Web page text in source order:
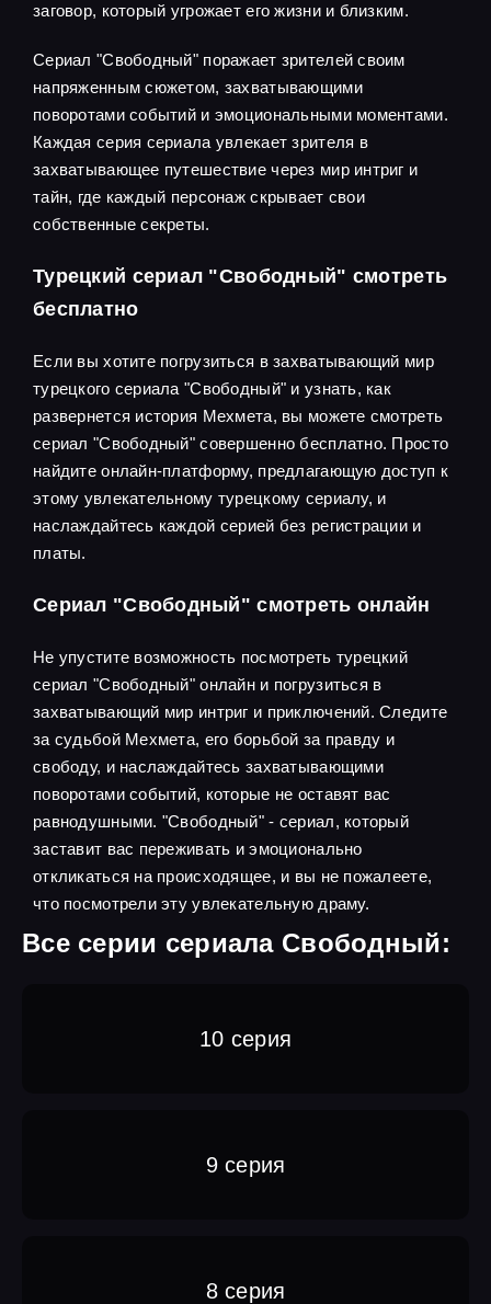
заговор, который угрожает его жизни и близким.
Сериал "Свободный" поражает зрителей своим
напряженным сюжетом, захватывающими
поворотами событий и эмоциональными моментами.
Каждая серия сериала увлекает зрителя в
захватывающее путешествие через мир интриг и
тайн, где каждый персонаж скрывает свои
собственные секреты.
Турецкий сериал "Свободный" смотреть
бесплатно
Если вы хотите погрузиться в захватывающий мир
турецкого сериала "Свободный" и узнать, как
развернется история Мехмета, вы можете смотреть
сериал "Свободный" совершенно бесплатно. Просто
найдите онлайн-платформу, предлагающую доступ к
этому увлекательному турецкому сериалу, и
наслаждайтесь каждой серией без регистрации и
платы.
Сериал "Свободный" смотреть онлайн
Не упустите возможность посмотреть турецкий
сериал "Свободный" онлайн и погрузиться в
захватывающий мир интриг и приключений. Следите
за судьбой Мехмета, его борьбой за правду и
свободу, и наслаждайтесь захватывающими
поворотами событий, которые не оставят вас
равнодушными. "Свободный" - сериал, который
заставит вас переживать и эмоционально
откликаться на происходящее, и вы не пожалеете,
что посмотрели эту увлекательную драму.
Все серии сериала Свободный:
10 серия
9 серия
8 серия